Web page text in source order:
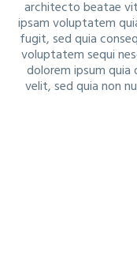
architecto beatae
ipsam voluptatem
fugit, sed quia
voluptatem sequi
dolorem ipsum
velit, sed quia non